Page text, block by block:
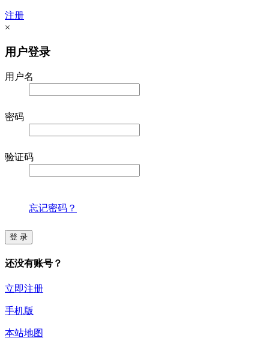
注册
×
用户登录
用户名
密码
验证码
忘记密码？
登 录
还没有账号？
立即注册
手机版
本站地图